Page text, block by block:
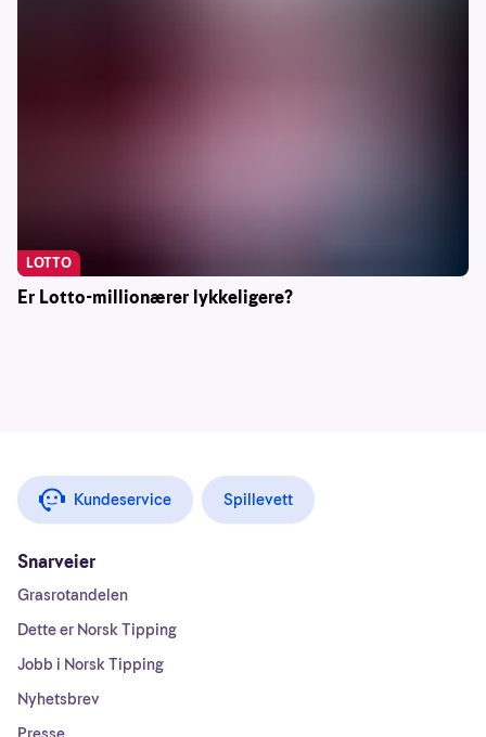
Er Lotto-millionærer lykkeligere?
LOTTO
Kundeservice Spillevett
Snarveier
Grasrotandelen
Dette er Norsk Tipping
Jobb i Norsk Tipping
Nyhetsbrev